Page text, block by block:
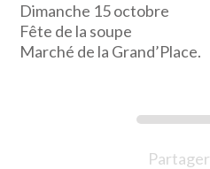
Dimanche 15 octobre
Fête de la soupe
Marché de la Grand’Place.
Partager